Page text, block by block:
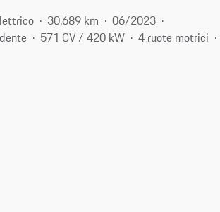
30.689 km
06/2023
571 CV / 420 kW
4 ruote motrici